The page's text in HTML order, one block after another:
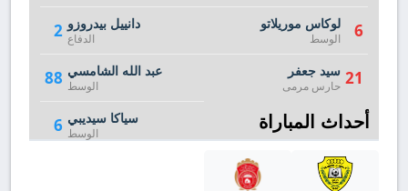
2 دانييل بيدروزو
الدفاع
88 عبد الله الشامسي
الوسط
6 سياكا سيديبي
الوسط
6 لوكاس موريلاتو
الوسط
21 سيد جعفر
حارس مرمى
أحداث المباراة